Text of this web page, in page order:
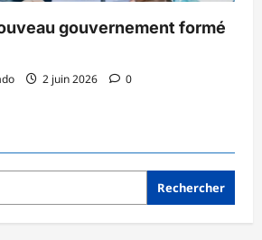
gouvernement formé
2 juin 2026 0
Rechercher